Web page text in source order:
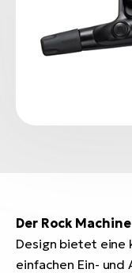
Der Rock
Design bietet eine
einfachen Ein- und